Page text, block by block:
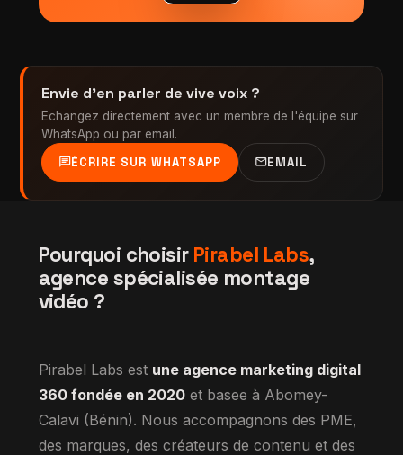
Envie d'en parler de vive voix ?
Echangez directement avec un membre de l'équipe sur
WhatsApp ou par email.
chatÉCRIRE SUR WHATSAPP mailEMAIL
Pourquoi choisir Pirabel Labs,
agence spécialisée montage
vidéo ?
Pirabel Labs est une agence marketing digital
360 fondée en 2020et basee à Abomey-
Calavi (Bénin). Nous accompagnons des PME,
des marques, des créateurs de contenu et des